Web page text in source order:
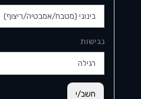
נגישות
חשב/י